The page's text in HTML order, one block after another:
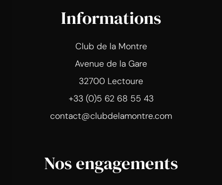
Informations
Club de la Montre
Avenue de la Gare
32700 Lectoure
+33 (0)5 62 68 55 43
contact@clubdelamontre.com
Nos engagements